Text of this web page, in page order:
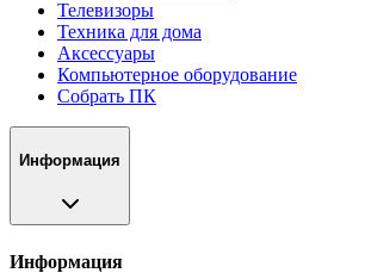
Телевизоры
Техника для дома
Аксессуары
Компьютерное оборудование
Собрать ПК
Информация
Информация